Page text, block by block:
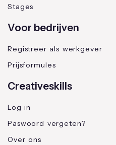
Stages
Voor bedrijven
Registreer als werkgever
Prijsformules
Creativeskills
Log in
Paswoord vergeten?
Over ons